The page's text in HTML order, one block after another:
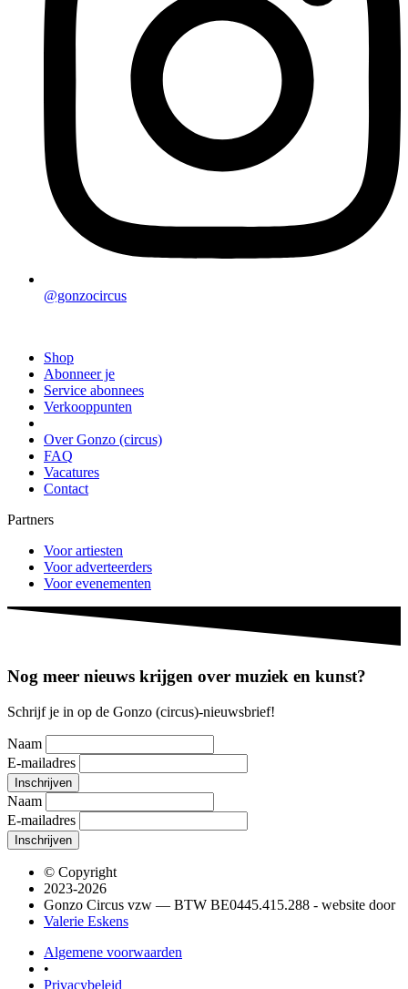
@gonzocircus
Shop
Abonneer je
Service abonnees
Verkooppunten
Over Gonzo (circus)
FAQ
Vacatures
Contact
Partners
Voor artiesten
Voor adverteerders
Voor evenementen
Nog meer nieuws krijgen over muziek en kunst?
Schrijf je in op de Gonzo (circus)-nieuwsbrief!
Naam
E-mailadres
Naam
E-mailadres
© Copyright
2023-2026
Gonzo Circus vzw — BTW BE0445.415.288 - website door
Valerie Eskens
Algemene voorwaarden
•
Privacybeleid